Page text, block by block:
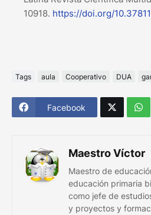
10918. https://doi.org/
Tags aula Cooperativo DUA
Facebook
Maestro Víctor
Maestro de
educación primaria
como jefe de
y proyectos y